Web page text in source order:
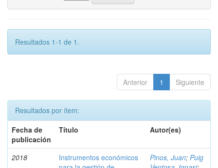
Resultados 1-1 de 1.
Anterior 1 Siguiente
Resultados por ítem:
Fecha de
publicación
Título Autor(es)
2018
Instrumentos económicos
Pinos, Juan; Puig